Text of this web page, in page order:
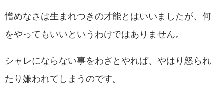
憎めなさは生まれつきの才能とはいいましたが、何
をやってもいいというわけではありません。
シャレにならない事をわざとやれば、やはり怒られ
たり嫌われてしまうのです。